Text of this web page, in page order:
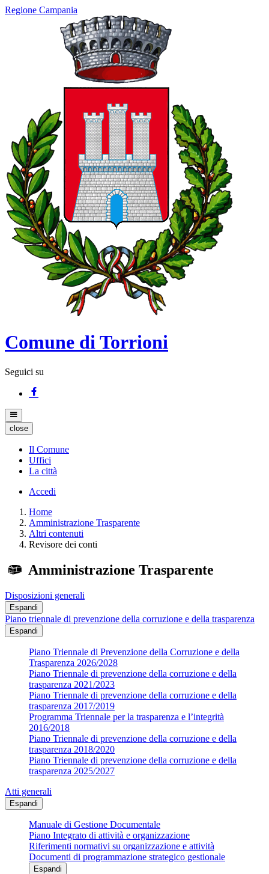
Regione Campania
Comune di Torrioni
Seguici su
close
Il Comune
Uffici
La città
Accedi
Home
Amministrazione Trasparente
Altri contenuti
Revisore dei conti
Amministrazione Trasparente
Disposizioni generali
Espandi
Piano triennale di prevenzione della corruzione e della trasparenza
Espandi
Piano Triennale di Prevenzione della Corruzione e della
Trasparenza 2026/2028
Piano Triennale di prevenzione della corruzione e della
trasparenza 2021/2023
Piano Triennale di prevenzione della corruzione e della
trasparenza 2017/2019
Programma Triennale per la trasparenza e l’integrità
2016/2018
Piano Triennale di prevenzione della corruzione e della
trasparenza 2018/2020
Piano Triennale di prevenzione della corruzione e della
trasparenza 2025/2027
Atti generali
Espandi
Manuale di Gestione Documentale
Piano Integrato di attività e organizzazione
Riferimenti normativi su organizzazione e attività
Documenti di programmazione strategico gestionale
Espandi